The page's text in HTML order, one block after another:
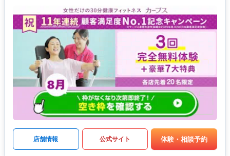
店舗情報 公式サイト 体験・相談予約